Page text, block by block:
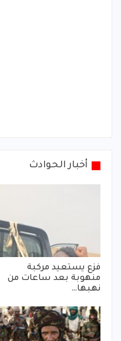
أخبار الحوادث
فزع يستعيد مركبة
منهوبة بعد ساعات من
نهبها…